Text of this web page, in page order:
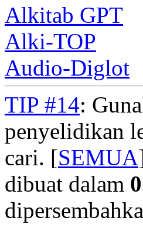
Alkitab GPT
Alki-TOP
Audio-Diglot
TIP #14:
penyelidikan
cari. [SEMUA
dibuat dalam